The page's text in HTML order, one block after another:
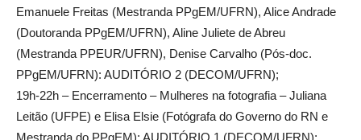
Emanuele Freitas (Mestranda PPgEM/UFRN), Alice Andrade
(Doutoranda PPgEM/UFRN), Aline Juliete de Abreu
(Mestranda PPEUR/UFRN), Denise Carvalho (Pós-doc.
PPgEM/UFRN): AUDITÓRIO 2 (DECOM/UFRN);
19h-22h – Encerramento – Mulheres na fotografia – Juliana
Leitão (UFPE) e Elisa Elsie (Fotógrafa do Governo do RN e